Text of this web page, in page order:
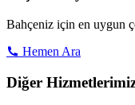
Bahçeniz için en uygun
Hemen Ara
Diğer